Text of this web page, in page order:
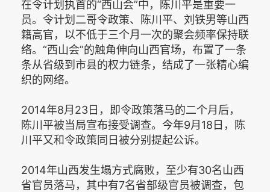
在令计划执首的“西山会”中，陈川平是重要一
员。令计划二哥令政策、陈川平、刘铁男等山西
籍高官，以不低于三个月一次的聚会频率保持联
络。“西山会”的触角伸向山西官场，布置了一条
条从省级到市县的权力链条，结成了一张精心编
织的网络。
2014年8月23日，即令政策落马的二个月后，
陈川平被当局宣布接受调查。今年9月18日，陈
川平又和令政策同日被分别提起公诉。
2014年山西发生塌方式腐败，至少有30名山西
省官员落马，其中有7名省部级官员被调查，包